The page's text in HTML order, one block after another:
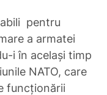
pentru
a armatei
i în același timp
NATO, care
funcționării